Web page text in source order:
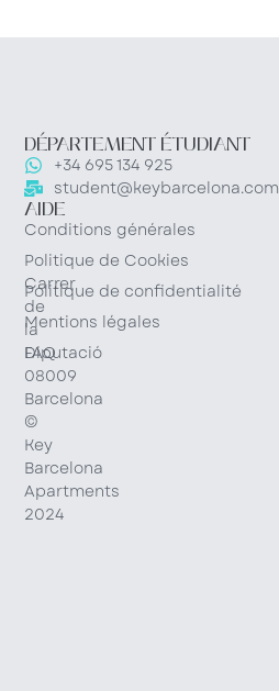
Carrer
de
la
Diputació
08009
Barcelona
©
Key
Barcelona
Apartments
2024
DÉPARTEMENT ÉTUDIANT
+34 695 134 925
student@keybarcelona.com
AIDE
Conditions générales
Politique de Cookies
Politique de confidentialité
Mentions légales
FAQ